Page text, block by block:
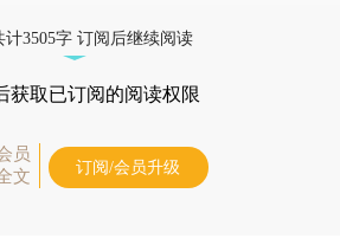
计3505字 订阅后继续阅读
获取已订阅的阅读权限
员
文
订阅/会员升级